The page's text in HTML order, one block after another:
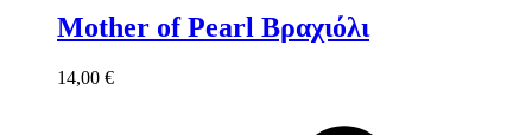
Mother of Pearl Βραχιόλι
14,00 €